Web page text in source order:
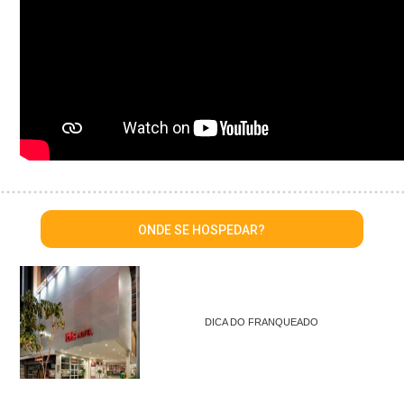
ONDE SE HOSPEDAR?
DICA DO FRANQUEADO